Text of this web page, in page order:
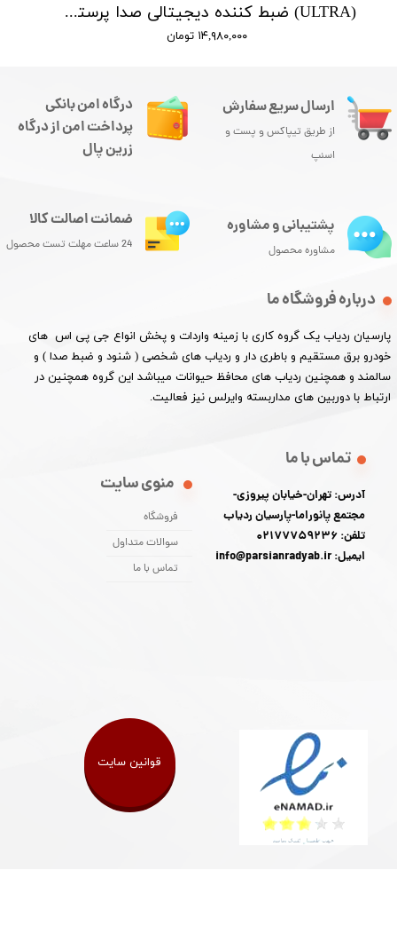
(ULTRA) ضبط کننده دیجیتالی صدا پرستیژ - 10 روز ضبط متوالی -مگنتی- کیفیت 350db - دارای سنسور صدا
۱۴,۹۸۰,۰۰۰ تومان
ارسال سریع سفارش
از طریق تیپاکس و پست و
اسنپ
درباره فروشگاه ما
پارسیان ردیاب یک گروه کاری با زمینه واردات و پخش انواع جی پی اس های
خودرو برق مستقیم و باطری دار و ردیاب های شخصی ( شنود و ضبط صدا ) و
سالمند و همچنین ردیاب های محافظ حیوانات میباشد این گروه همچنین در
ارتباط با دوربین های مداربسته وایرلس نیز فعالیت.​​​​​​​
منوی سایت
فروشگاه
سوالات متداول
تماس با ما
تماس با ما
آدرس: تهران-خیابان پیروزی-
مجتمع پانوراما-پارسیان ردیاب
تلفن: 02177759236
ایمیل: info@parsianradyab.ir
درگاه امن بانکی
پرداخت امن از درگاه
زرین پال
پشتیبانی و مشاوره
مشاوره محصول
ضمانت اصالت کالا
24 ساعت مهلت تست محصول
قوانین سایت